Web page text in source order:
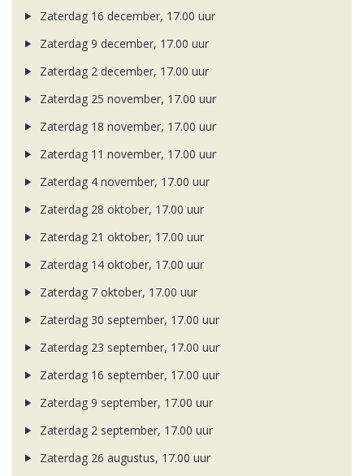
Zaterdag 16 december, 17.00 uur
Zaterdag 9 december, 17.00 uur
Zaterdag 2 december, 17.00 uur
Zaterdag 25 november, 17.00 uur
Zaterdag 18 november, 17.00 uur
Zaterdag 11 november, 17.00 uur
Zaterdag 4 november, 17.00 uur
Zaterdag 28 oktober, 17.00 uur
Zaterdag 21 oktober, 17.00 uur
Zaterdag 14 oktober, 17.00 uur
Zaterdag 7 oktober, 17.00 uur
Zaterdag 30 september, 17.00 uur
Zaterdag 23 september, 17.00 uur
Zaterdag 16 september, 17.00 uur
Zaterdag 9 september, 17.00 uur
Zaterdag 2 september, 17.00 uur
Zaterdag 26 augustus, 17.00 uur